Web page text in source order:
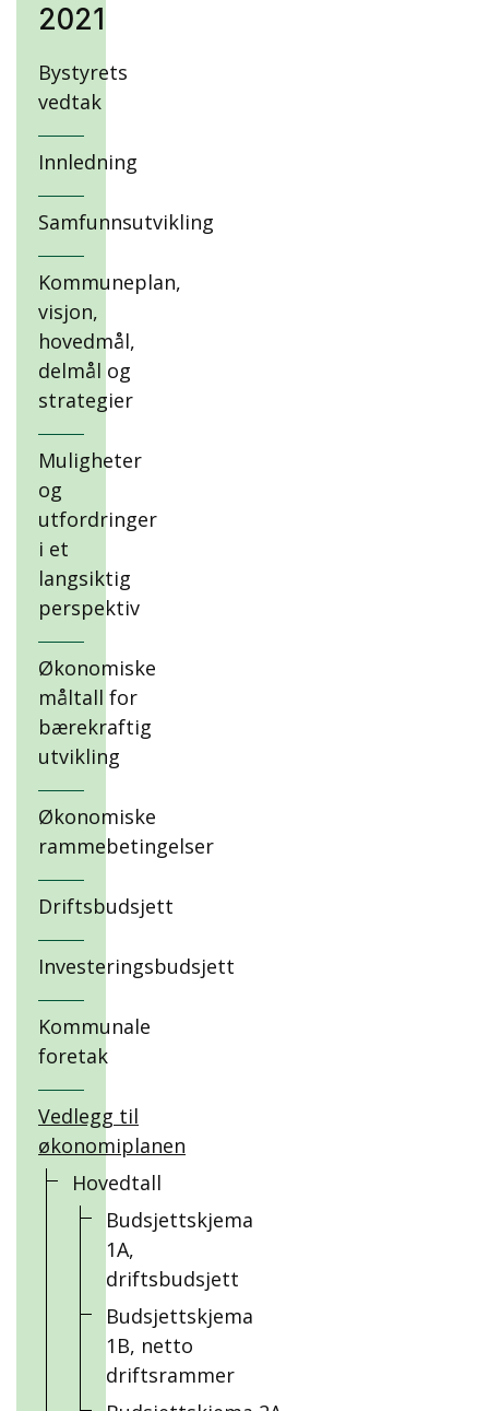
2021
Bystyrets
vedtak
Innledning
Samfunnsutvikling
Kommuneplan,
visjon,
hovedmål,
delmål og
strategier
Muligheter
og
utfordringer
i et
langsiktig
perspektiv
Økonomiske
måltall for
bærekraftig
utvikling
Økonomiske
rammebetingelser
Driftsbudsjett
Investeringsbudsjett
Kommunale
foretak
Vedlegg til
økonomiplanen
Hovedtall
Budsjettskjema
1A,
driftsbudsjett
Budsjettskjema
1B, netto
driftsrammer